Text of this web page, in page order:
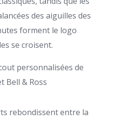
des aiguilles des
forment le logo
se croisent.
rebondissent entre la